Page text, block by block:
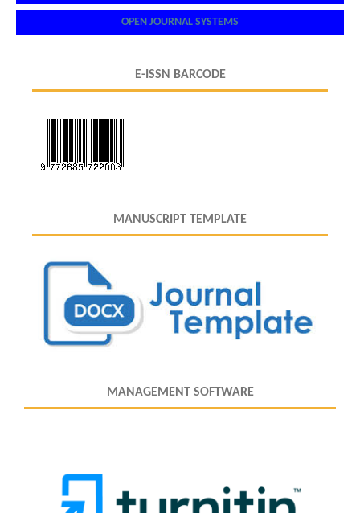
OPEN JOURNAL SYSTEMS
E-ISSN BARCODE
MANUSCRIPT TEMPLATE
MANAGEMENT SOFTWARE